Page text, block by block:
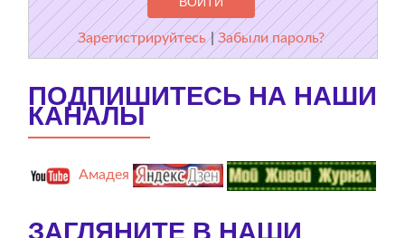
Зарегистрируйтесь |Забыли пароль?
ПОДПИШИТЕСЬ НА НАШИ
КАНАЛЫ
Амадея
ЗАГЛЯНИТЕ В НАШИ